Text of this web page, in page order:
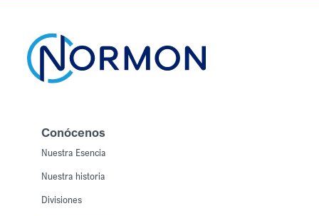
Conócenos
Nuestra Esencia
Nuestra historia
Divisiones